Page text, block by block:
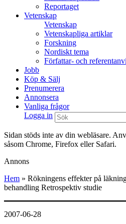
Reportaget
Vetenskap
Vetenskap
Vetenskapliga artiklar
Forskning
Nordiskt tema
Författar- och
Jobb
Köp & Sälj
Prenumerera
Annonsera
Vanliga frågor
Logga in
Sidan stöds inte av din webläsare.
såsom Chrome, Firefox eller Safari.
Annons
Hem » Rökningens effekter på
behandling Retrospektiv studie
2007-06-28